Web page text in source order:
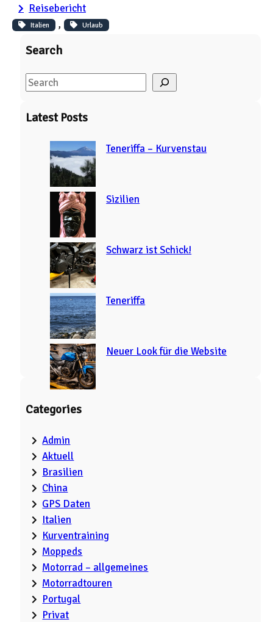
Reisebericht
Italien , Urlaub
Search
S
aLatest Posts
Teneriffa – Kurvenstau
Sizilien
Schwarz ist Schick!
Teneriffa
Neuer Look für die Website
Categories
Admin
Aktuell
Brasilien
China
GPS Daten
Italien
Kurventraining
Moppeds
Motorrad – allgemeines
Motorradtouren
Portugal
Privat